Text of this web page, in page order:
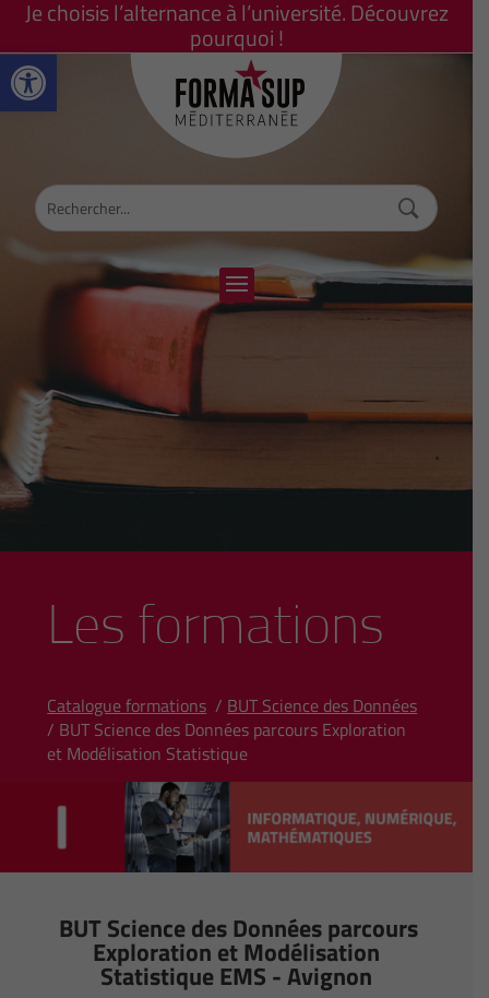
Ouvrir la barre d’outils
Je choisis l’alternance à l’université. Découvrez
pourquoi !
Les formations
Catalogue formations / BUT Science des Données
/ BUT Science des Données parcours Exploration
et Modélisation Statistique
BUT Science des Données parcours
Exploration et Modélisation
Statistique EMS - Avignon